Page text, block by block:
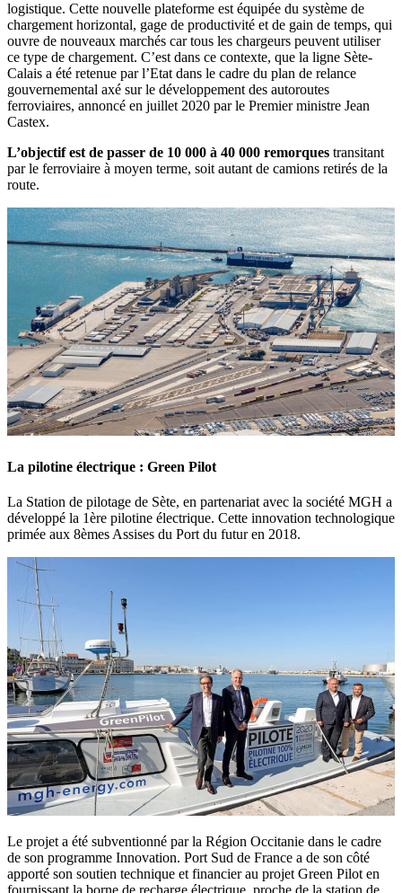
logistique. Cette nouvelle plateforme est équipée du système de
chargement horizontal, gage de productivité et de gain de temps, qui
ouvre de nouveaux marchés car tous les chargeurs peuvent utiliser
ce type de chargement. C’est dans ce contexte, que la ligne Sète-
Calais a été retenue par l’Etat dans le cadre du plan de relance
gouvernemental axé sur le développement des autoroutes
ferroviaires, annoncé en juillet 2020 par le Premier ministre Jean
Castex.
L’objectif est de passer de 10 000 à 40 000 remorques transitant
par le ferroviaire à moyen terme, soit autant de camions retirés de la
route.
La pilotine électrique : Green Pilot
La Station de pilotage de Sète, en partenariat avec la société MGH a
développé la 1ère pilotine électrique. Cette innovation technologique
primée aux 8èmes Assises du Port du futur en 2018.
Le projet a été subventionné par la Région Occitanie dans le cadre
de son programme Innovation. Port Sud de France a de son côté
apporté son soutien technique et financier au projet Green Pilot en
fournissant la borne de recharge électrique, proche de la station de